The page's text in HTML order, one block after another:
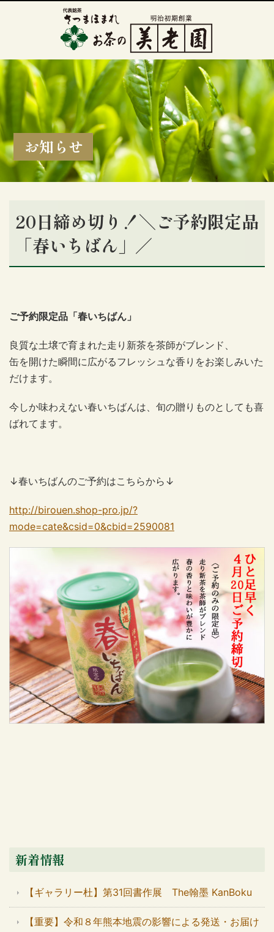
お知らせ
20日締め切り！＼ご予約限定品
「春いちばん」／
ご予約限定品「春いちばん」
良質な土壌で育まれた走り新茶を茶師がブレンド、
缶を開けた瞬間に広がるフレッシュな香りをお楽しみいた
だけます。
今しか味わえない春いちばんは、旬の贈りものとしても喜
ばれてます。
↓春いちばんのご予約はこちらから↓
http://birouen.shop-pro.jp/?
mode=cate&csid=0&cbid=2590081
新着情報
【ギャラリー杜】第31回書作展 The翰墨 KanBoku
【重要】令和８年熊本地震の影響による発送・お届け